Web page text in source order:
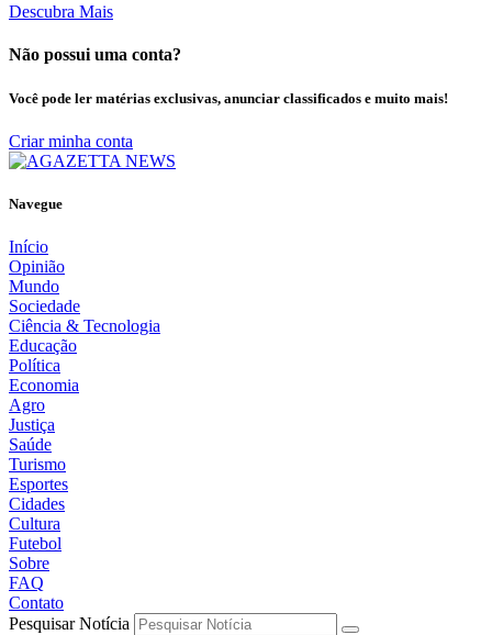
Descubra Mais
Não possui uma conta?
Você pode ler matérias exclusivas, anunciar classificados e muito mais!
Criar minha conta
Navegue
Início
Opinião
Mundo
Sociedade
Ciência & Tecnologia
Educação
Política
Economia
Agro
Justiça
Saúde
Turismo
Esportes
Cidades
Cultura
Futebol
Sobre
FAQ
Contato
Pesquisar Notícia